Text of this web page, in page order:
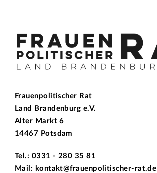
Frauenpolitischer Rat
Land Brandenburg e.V.
Alter Markt 6
14467 Potsdam
Tel.: 0331 - 280 35 81
Mail: kontakt@frauenpolitischer-rat.de